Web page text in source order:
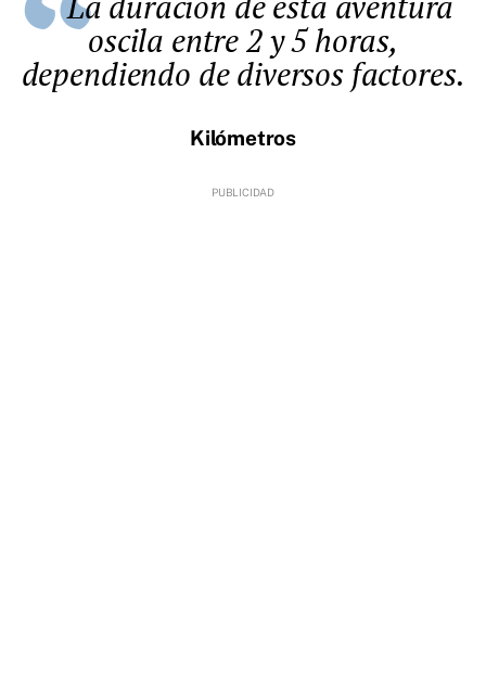
oscila entre 2 y 5 horas,
dependiendo de diversos factores.
Kilómetros